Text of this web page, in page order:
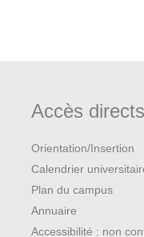
Accès
Orientation/Insertion
Calendrier
Plan du campus
Annuaire
Accessibilité : non